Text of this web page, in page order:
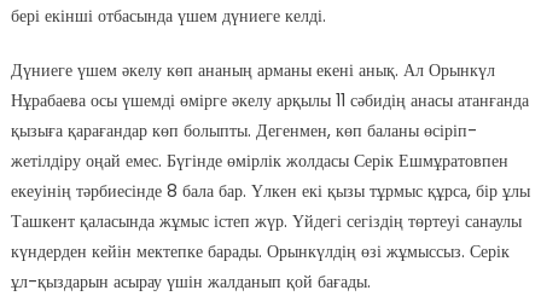
бері екінші отбасында үшем дүниеге келді.
Дүниеге үшем әкелу көп ананың арманы екені анық. Ал Орынкүл
Нұрабаева осы үшемді өмірге әкелу арқылы 11 сәбидің анасы атанғанда
қызыға қарағандар көп болыпты. Дегенмен, көп баланы өсіріп-
жетілдіру оңай емес. Бүгінде өмірлік жолдасы Серік Ешмұратовпен
екеуінің тәрбиесінде 8 бала бар. Үлкен екі қызы тұрмыс құрса, бір ұлы
Ташкент қаласында жұмыс істеп жүр. Үйдегі сегіздің төртеуі санаулы
күндерден кейін мектепке барады. Орынкүлдің өзі жұмыссыз. Серік
ұл-қыздарын асырау үшін жалданып қой бағады.